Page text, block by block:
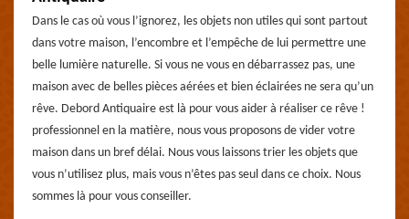
Dans le cas où vous l’ignorez, les objets non utiles qui sont partout
dans votre maison, l’encombre et l’empêche de lui permettre une
belle lumière naturelle. Si vous ne vous en débarrassez pas, une
maison avec de belles pièces aérées et bien éclairées ne sera qu’un
rêve. Debord Antiquaire est là pour vous aider à réaliser ce rêve !
professionnel en la matière, nous vous proposons de vider votre
maison dans un bref délai. Nous vous laissons trier les objets que
vous n’utilisez plus, mais vous n’êtes pas seul dans ce choix. Nous
sommes là pour vous conseiller.